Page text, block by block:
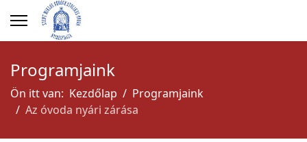
Programjaink
Ön itt van: Kezdőlap
Programjaink
Az óvoda nyári zárása
hónap